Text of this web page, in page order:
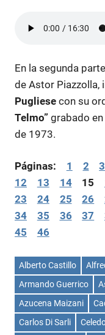
En la segunda
de Astor Piazzolla,
Pugliese con su
Telmo” grabado
de 1973.
Páginas: 1 2 3
12
13 14 15
23
24 25 26
34
35 36 37
45
46
Alberto Castillo
Armando Guerrico
Azucena Maizani
Carlos Di Sarli